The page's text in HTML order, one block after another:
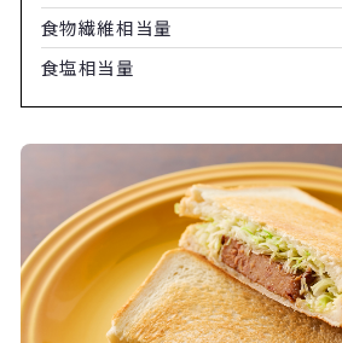
食物繊維相当量
食塩相当量